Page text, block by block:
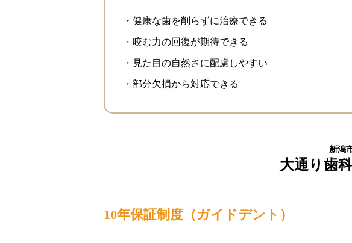
・健康な歯を削らずに治療できる
・咬む力の回復が期待できる
・見た目の自然さに配慮しやすい
・部分欠損から対応できる
新潟
大通り歯
10年保証制度（ガイドデント）